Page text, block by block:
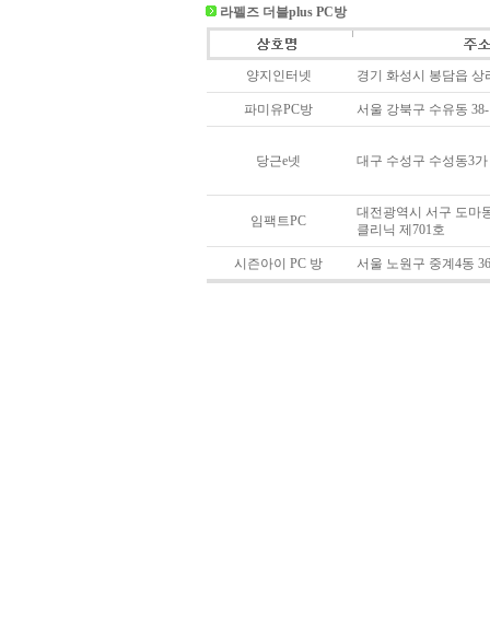
라펠즈 더블plus PC방
양지인터넷 경기 화성시 봉담읍 상
파미유PC방 서울 강북구 수유동
당근e넷 대구 수성구 수성동3가
임팩트PC
대전광역시 서구 도마
클리닉 제701호
시즌아이 PC 방 서울 노원구 중계4동